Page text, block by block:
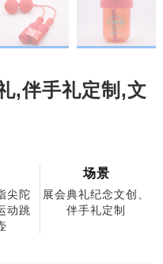
,伴手礼定制,文
尖陀
动跳
场景
展会典礼纪念文创、
伴手礼定制